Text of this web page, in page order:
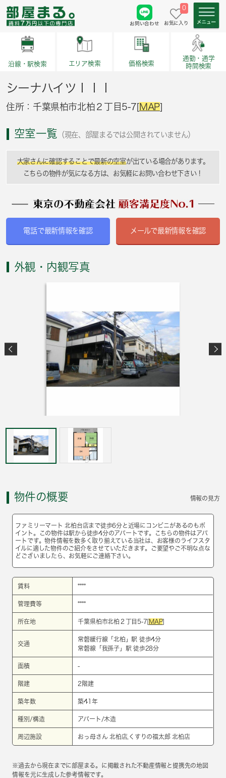
お問い合わせ
0
お気に入り
沿線・駅検索 エリア検索 価格検索
通勤・通学
時間検索
シーナハイツＩＩＩ
住所：千葉県柏市北柏２丁目5-7[MAP]
空室一覧 （現在、部屋まるでは公開されていません）
大家さんに確認することで最新の空室が出ている場合があります。
こちらの物件が気になる方は、お気軽にお問い合わせ下さい！
電話で最新情報を確認 メールで最新情報を確認
外観・内観写真
物件の概要 情報の見方
ファミリーマート 北柏台店まで徒歩6分と近場にコンビニがあるのもポ
イント。この物件は駅から徒歩4分のアパートです。こちらの物件はアパ
ートです。物件情報を数多く取り揃えている当社は、お客様のライフスタ
イルに適した物件のご紹介をさせていただきます。ご要望やご不明な点な
どございましたら、お気軽にご連絡下さい。
賃料 ****
管理費等 ****
所在地 千葉県柏市北柏２丁目5-7[MAP]
交通
常磐緩行線 「北柏 」駅 徒歩4分
常磐線 「 我孫子」駅 徒歩28分
面積 -
階建 2階建
築年数 築41年
種別/構造 アパート/木造
周辺施設 おっ母さん 北柏店,くすりの福太郎 北柏店
※過去から現在までに部屋まる。に掲載された不動産情報と提携先の地図
情報を元に生成した参考情報です。